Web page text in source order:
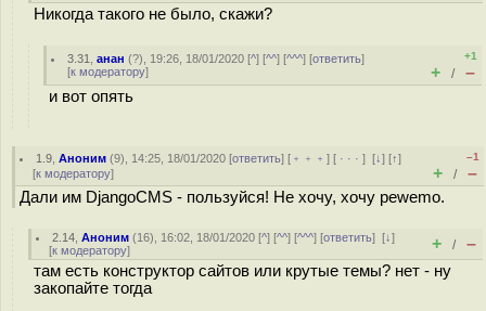
Никогда такого не было, скажи?
3.31 ,анан (?), 19:26, 18/01/2020 [^] [^^] [^^^] [ответить]
[к модератору]
+1
+ / –
и вот опять
1.9 ,Аноним (9), 14:25, 18/01/2020 [ответить] [ ﹢﹢﹢] [ · · ·][↓] [↑]
[к модератору]
–1
+ / –
Дали им DjangoCMS - пользуйся! Не хочу, хочу pewemo.
2.14 ,Аноним (16), 16:02, 18/01/2020 [^] [^^] [^^^] [ответить][↓]
[к модератору] + / –
там есть конструктор сайтов или крутые темы? нет - ну
закопайте тогда